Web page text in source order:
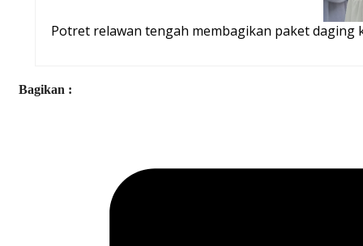
Potret relawan tengah membagikan paket daging
Bagikan :